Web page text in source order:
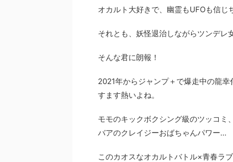
オカルト大好きで、幽霊もUFOも信じ
それとも、妖怪退治しながらツンデレ
そんな君に朗報！
2021年からジャンプ＋で爆走中の龍
すます熱いよね。
モモのキックボクシング級のツッコミ
バアのクレイジーおばちゃんパワー…
このカオスなオカルトバトル×青春ラ